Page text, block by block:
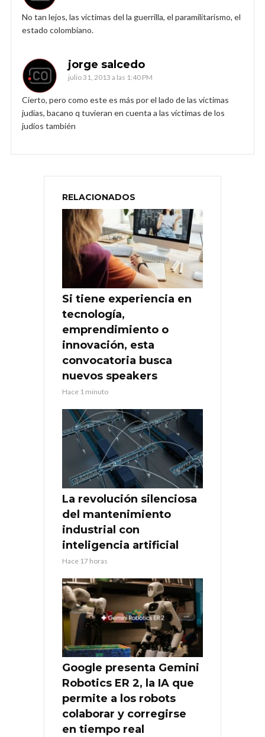
No tan lejos, las victimas del la guerrilla, el paramilitarismo, el
estado colombiano.
jorge salcedo
julio 31, 2013 a las 1:40 PM
Cierto, pero como este es más por el lado de las víctimas
judías, bacano q tuvieran en cuenta a las víctimas de los
judíos también
RELACIONADOS
Si tiene experiencia en
tecnología,
emprendimiento o
innovación, esta
convocatoria busca
nuevos speakers
Hace 1 minuto
La revolución silenciosa
del mantenimiento
industrial con
inteligencia artificial
Hace 17 horas
Google presenta Gemini
Robotics ER 2, la IA que
permite a los robots
colaborar y corregirse
en tiempo real